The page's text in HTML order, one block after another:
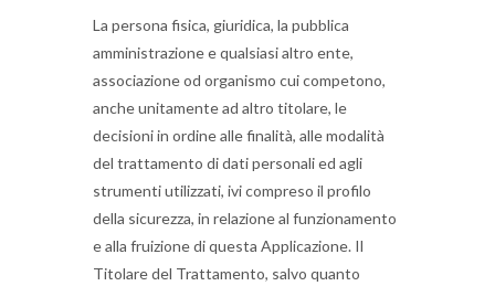
La persona fisica, giuridica, la pubblica
amministrazione e qualsiasi altro ente,
associazione od organismo cui competono,
anche unitamente ad altro titolare, le
decisioni in ordine alle finalità, alle modalità
del trattamento di dati personali ed agli
strumenti utilizzati, ivi compreso il profilo
della sicurezza, in relazione al funzionamento
e alla fruizione di questa Applicazione. Il
Titolare del Trattamento, salvo quanto